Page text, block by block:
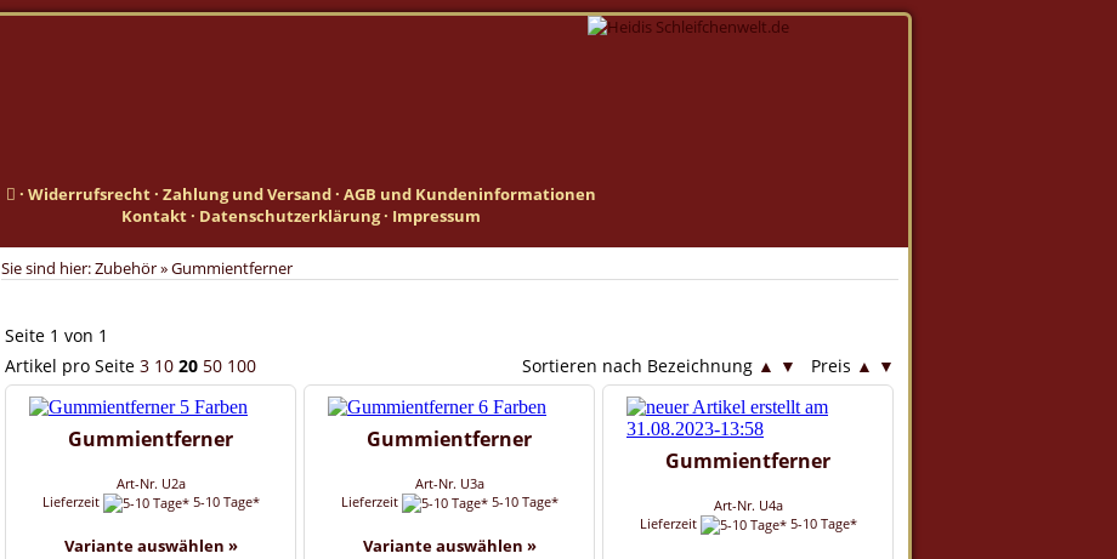
· Widerrufsrecht· Zahlung und Versand· AGB und Kundeninformationen
Kontakt· Datenschutzerklärung· Impressum
Sie sind hier:Zubehör»Gummientferner
Seite 1 von 1
Artikel pro Seite 3 10 20 50 100 Sortieren nach Bezeichnung ▲ ▼ Preis ▲ ▼
Gummientferner
Art-Nr. U2a
Lieferzeit
5-10 Tage*
Variante auswählen »
Gummientferner
Art-Nr. U3a
Lieferzeit
5-10 Tage*
Variante auswählen »
Gummientferner
Art-Nr. U4a
Lieferzeit
5-10 Tage*